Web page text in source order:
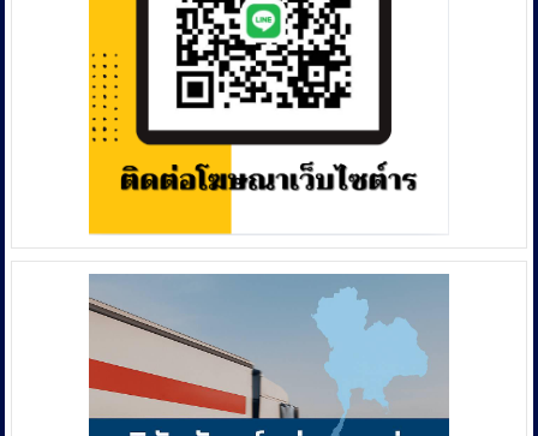
งาน
คน
ไทย
เจ้า
ตัว
โต้
ยัน
ไม่
ได้
ทำ
อะไร
ผิด
ขอ
สังคม